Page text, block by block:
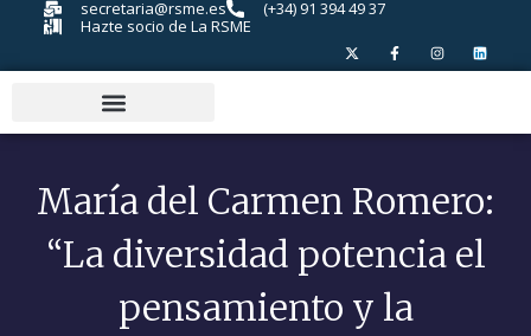
secretaria@rsme.es
(+34) 91 394 49 37
Hazte socio de La RSME
María del Carmen Romero:
“La diversidad potencia el
pensamiento y la